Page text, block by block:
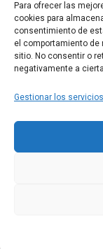
Para ofrecer las
cookies para
consentimiento de
el comportamiento
sitio. No consentir o
negativamente a
Gestionar los servicios